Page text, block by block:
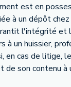
est en
à un dépôt chez
l'intégrité et
un huissier,
en cas de litige,
son contenu à